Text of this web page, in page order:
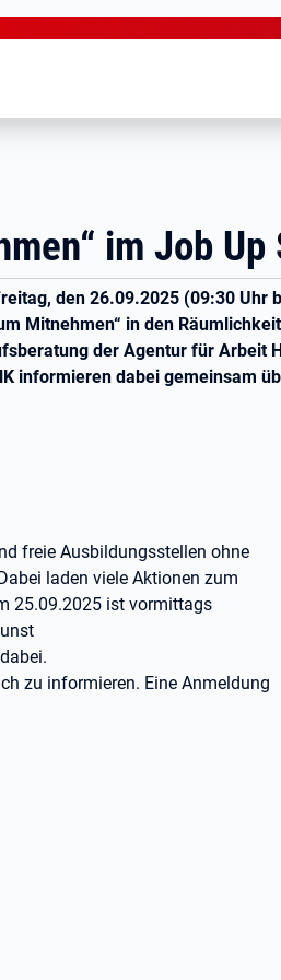
im Job
den 26.09.2025 (09:30 Uhr
Mitnehmen“ in den
der Agentur für Arbeit
informieren dabei gemeinsam
freie Ausbildungsstellen ohne
laden viele Aktionen zum
25.09.2025 ist vormittags
zu informieren. Eine Anmeldung